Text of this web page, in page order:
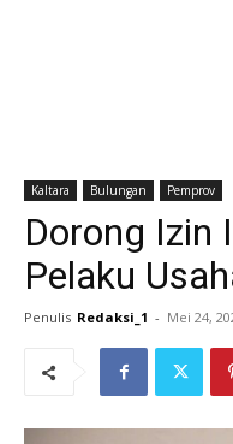
Kaltara Bulungan Pemprov
Dorong Izin
Pelaku
Penulis Redaksi_1 - Mei 24,